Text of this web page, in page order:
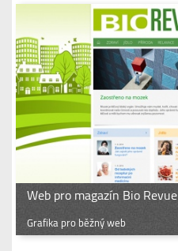
Web pro magazín Bio Revue
Grafika pro běžný web